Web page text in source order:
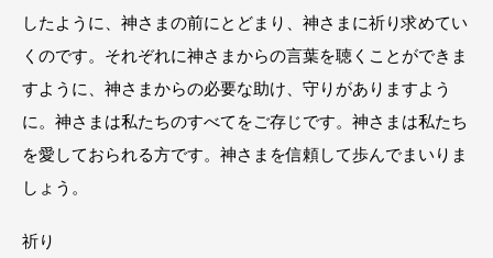
したように、神さまの前にとどまり、神さまに祈り求めてい
くのです。それぞれに神さまからの言葉を聴くことができま
すように、神さまからの必要な助け、守りがありますよう
に。神さまは私たちのすべてをご存じです。神さまは私たち
を愛しておられる方です。神さまを信頼して歩んでまいりま
しょう。
祈り